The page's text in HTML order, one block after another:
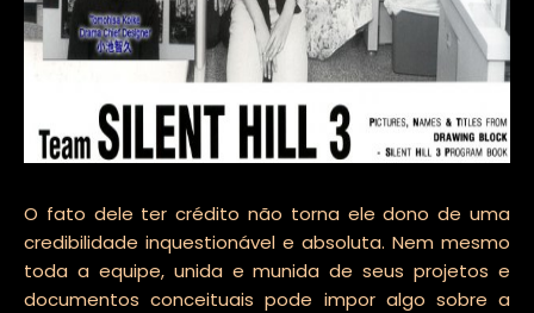
O fato dele ter crédito não torna ele dono de uma
credibilidade inquestionável e absoluta. Nem mesmo
toda a equipe, unida e munida de seus projetos e
documentos conceituais pode impor algo sobre a